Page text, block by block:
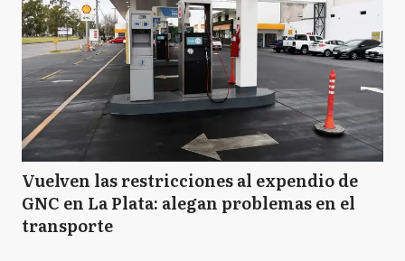
Vuelven las restricciones al expendio de
GNC en La Plata: alegan problemas en el
transporte